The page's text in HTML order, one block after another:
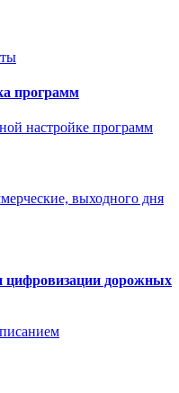
программ
настройке программ
выходного дня
цифровизации дорожных